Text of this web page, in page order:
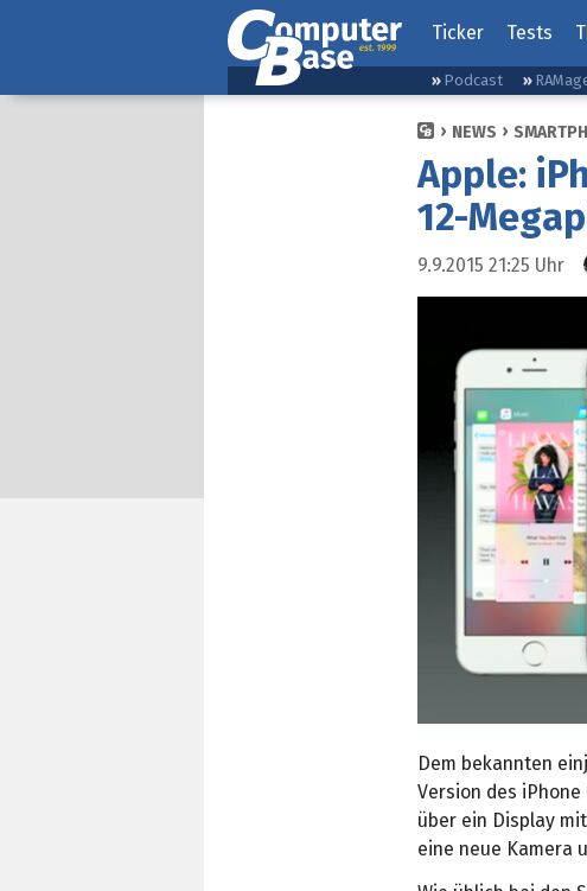
Ticker Tests
Podcast
NEWS
Apple:
12-
9.9.2015 21:25 Uhr
Dem bekannten
Version des
über ein Display
eine neue Kamera